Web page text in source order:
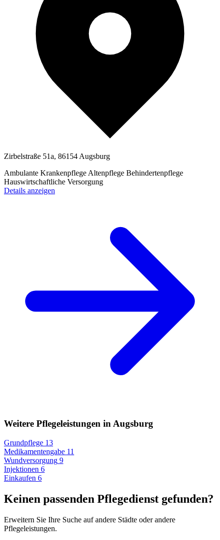
Zirbelstraße 51a, 86154 Augsburg
Ambulante Krankenpflege Altenpflege Behindertenpflege
Hauswirtschaftliche Versorgung
Details anzeigen
Weitere Pflegeleistungen in Augsburg
Grundpflege 13
Medikamentengabe 11
Wundversorgung 9
Injektionen 6
Einkaufen 6
Keinen passenden Pflegedienst gefunden?
Erweitern Sie Ihre Suche auf andere Städte oder andere
Pflegeleistungen.